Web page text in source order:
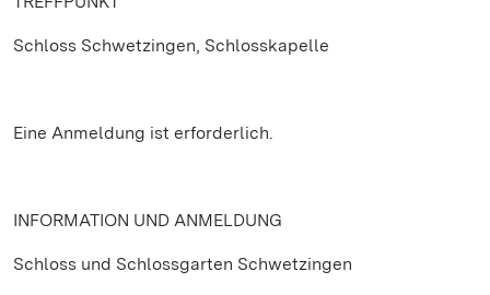
Schloss Schwetzingen, Schlosskapelle
Eine Anmeldung ist erforderlich.
INFORMATION UND ANMELDUNG
Schloss und Schlossgarten Schwetzingen